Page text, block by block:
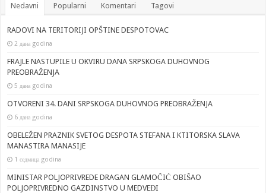
Nedavni Popularni Komentari Tagovi
RADOVI NA TERITORIJI OPŠTINE DESPOTOVAC
2 дана godina
FRAJLE NASTUPILE U OKVIRU DANA SRPSKOGA DUHOVNOG
PREOBRAŽENJA
5 дана godina
OTVORENI 34. DANI SRPSKOGA DUHOVNOG PREOBRAŽENJA
6 дана godina
OBELEŽEN PRAZNIK SVETOG DESPOTA STEFANA I KTITORSKA SLAVA
MANASTIRA MANASIJE
1 седмица godina
MINISTAR POLJOPRIVREDE DRAGAN GLAMOČIĆ OBIŠAO
POLJOPRIVREDNO GAZDINSTVO U MEDVEĐI